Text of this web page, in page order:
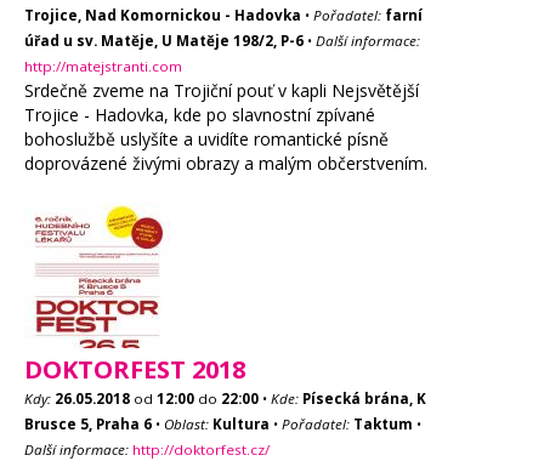
Trojice, Nad Komornickou - Hadovka • Pořadatel: farní
úřad u sv. Matěje, U Matěje 198/2, P-6 • Další informace:
http://matejstranti.com
Srdečně zveme na Trojiční pouť v kapli Nejsvětější
Trojice - Hadovka, kde po slavnostní zpívané
bohoslužbě uslyšíte a uvidíte romantické písně
doprovázené živými obrazy a malým občerstvením.
DOKTORFEST 2018
Kdy: 26.05.2018 od 12:00 do 22:00 • Kde: Písecká brána, K
Brusce 5, Praha 6 • Oblast: Kultura • Pořadatel: Taktum •
Další informace: http://doktorfest.cz/